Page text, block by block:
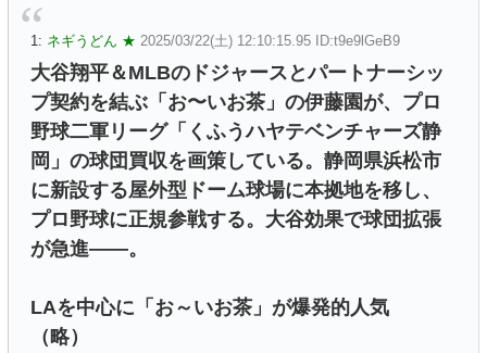
1: ネギうどん ★ 2025/03/22(土) 12:10:15.95 ID:t9e9lGeB9
大谷翔平＆MLBのドジャースとパートナーシッ
プ契約を結ぶ「お〜いお茶」の伊藤園が、プロ
野球二軍リーグ「くふうハヤテベンチャーズ静
岡」の球団買収を画策している。静岡県浜松市
に新設する屋外型ドーム球場に本拠地を移し、
プロ野球に正規参戦する。大谷効果で球団拡張
が急進――。
LAを中心に「お～いお茶」が爆発的人気
（略）